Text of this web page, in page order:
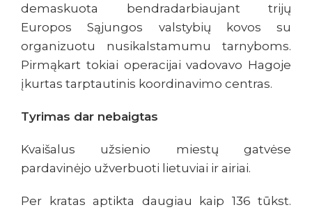
demaskuota bendradarbiaujant trijų
Europos Sąjungos valstybių kovos su
organizuotu nusikalstamumu tarnyboms.
Pirmąkart tokiai operacijai vadovavo Hagoje
įkurtas tarptautinis koordinavimo centras.
Tyrimas dar nebaigtas
Kvaišalus užsienio miestų gatvėse
pardavinėjo užverbuoti lietuviai ir airiai.
Per kratas aptikta daugiau kaip 136 tūkst.